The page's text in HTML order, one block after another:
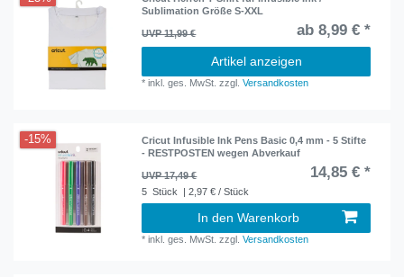
Sublimation Größe S-XXL
UVP 11,99 € ab 8,99 € *
Artikel anzeigen
*inkl. ges. MwSt. zzgl.Versandkosten
-15%
Cricut Infusible Ink Pens Basic 0,4 mm - 5 Stifte
- RESTPOSTEN wegen Abverkauf
UVP 17,49 € 14,85 € *
5 Stück | 2,97 € / Stück
In den Warenkorb
*inkl. ges. MwSt. zzgl.Versandkosten